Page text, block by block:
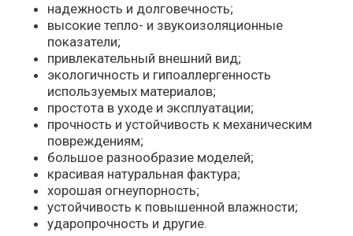
надежность и долговечность;
высокие тепло- и звукоизоляционные
показатели;
привлекательный внешний вид;
экологичность и гипоаллергенность
используемых материалов;
простота в уходе и эксплуатации;
прочность и устойчивость к механическим
повреждениям;
большое разнообразие моделей;
красивая натуральная фактура;
хорошая огнеупорность;
устойчивость к повышенной влажности;
ударопрочность и другие.